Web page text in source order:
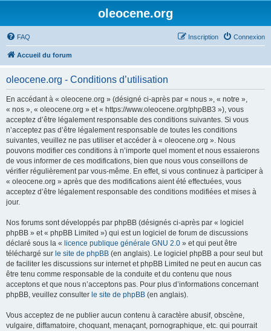
oleocene.org
FAQ Connexion
Inscription
Accueil du forum
oleocene.org - Conditions d’utilisation
En accédant à « oleocene.org » (désigné ci-après par « nous », « notre »,
« nos », « oleocene.org » et « https://www.oleocene.org/phpBB3 »), vous
acceptez d’être légalement responsable des conditions suivantes. Si vous
n’acceptez pas d’être légalement responsable de toutes les conditions
suivantes, veuillez ne pas utiliser et accéder à « oleocene.org ». Nous
pouvons modifier ces conditions à n’importe quel moment et nous essaierons
de vous informer de ces modifications, bien que nous vous conseillons de
vérifier régulièrement par vous-même. En effet, si vous continuez à participer à
« oleocene.org » après que des modifications aient été effectuées, vous
acceptez d’être légalement responsable des conditions modifiées et mises à
jour.
Nos forums sont développés par phpBB (désignés ci-après par « logiciel
phpBB » et « phpBB Limited ») qui est un logiciel de forum de discussions
déclaré sous la « licence publique générale GNU 2.0 » et qui peut être
téléchargé sur le site de phpBB (en anglais). Le logiciel phpBB a pour seul but
de faciliter les discussions sur internet et phpBB Limited ne peut en aucun cas
être tenu comme responsable de la conduite et du contenu que nous
acceptons et que nous n’acceptons pas. Pour plus d’informations concernant
phpBB, veuillez consulter le site de phpBB (en anglais).
Vous acceptez de ne publier aucun contenu à caractère abusif, obscène,
vulgaire, diffamatoire, choquant, menaçant, pornographique, etc. qui pourrait